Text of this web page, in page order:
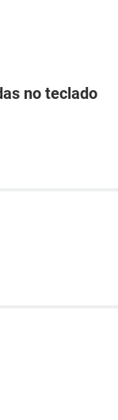
no teclado